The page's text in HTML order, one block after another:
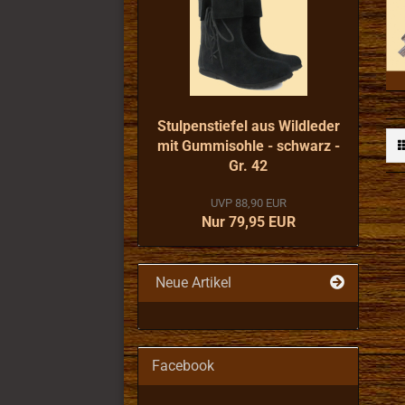
Stulpenstiefel aus Wildleder
mit Gummisohle - schwarz -
Gr. 42
UVP 88,90 EUR
Nur 79,95 EUR
Neue Artikel
Facebook